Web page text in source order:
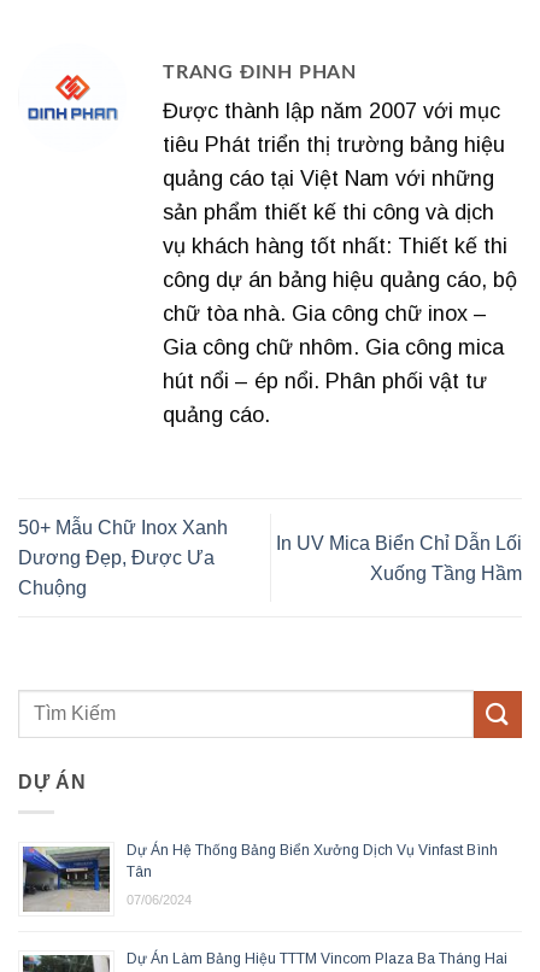
TRANG ĐINH PHAN
Được thành lập năm 2007 với mục
tiêu Phát triển thị trường bảng hiệu
quảng cáo tại Việt Nam với những
sản phẩm thiết kế thi công và dịch
vụ khách hàng tốt nhất: Thiết kế thi
công dự án bảng hiệu quảng cáo, bộ
chữ tòa nhà. Gia công chữ inox –
Gia công chữ nhôm. Gia công mica
hút nổi – ép nổi. Phân phối vật tư
quảng cáo.
50+ Mẫu Chữ Inox Xanh
Dương Đẹp, Được Ưa
Chuộng
In UV Mica Biển Chỉ Dẫn Lối
Xuống Tầng Hầm
DỰ ÁN
Dự Án Hệ Thống Bảng Biển Xưởng Dịch Vụ Vinfast Bình
Tân
07/06/2024
Dự Án Làm Bảng Hiệu TTTM Vincom Plaza Ba Tháng Hai